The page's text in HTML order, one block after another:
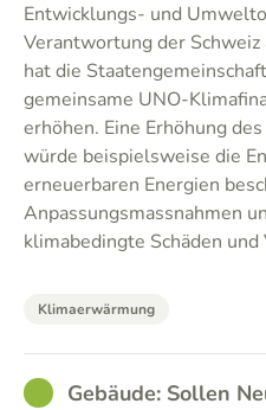
Entwicklungs- und
Verantwortung der
hat die
gemeinsame UNO-
erhöhen. Eine Erhöhung
würde beispielsweise die
erneuerbaren Energien
Anpassungsmassnahmen
klimabedingte Schäden
Klimaerwärmung
GOODGebäude: Sollen